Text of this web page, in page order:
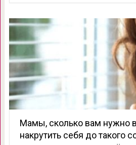
Мамы, сколько вам нужно
накрутить себя до такого